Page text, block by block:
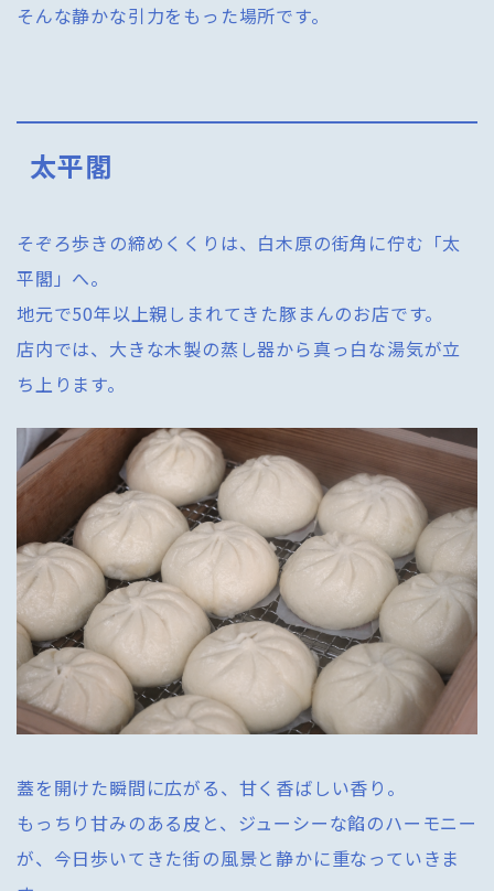
そんな静かな引力をもった場所です。
太平閣
そぞろ歩きの締めくくりは、白木原の街角に佇む「太
平閣」へ。
地元で50年以上親しまれてきた豚まんのお店です。
店内では、大きな木製の蒸し器から真っ白な湯気が立
ち上ります。
蓋を開けた瞬間に広がる、甘く香ばしい香り。
もっちり甘みのある皮と、ジューシーな餡のハーモニー
が、今日歩いてきた街の風景と静かに重なっていきま